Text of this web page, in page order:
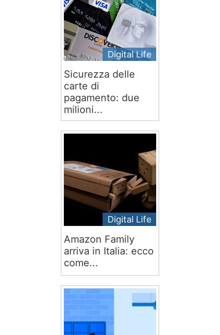
Digital Life
Sicurezza delle
carte di
pagamento: due
milioni...
Digital Life
Amazon Family
arriva in Italia: ecco
come...